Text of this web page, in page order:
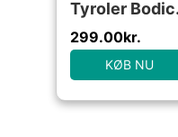
299.00kr.
KØB NU